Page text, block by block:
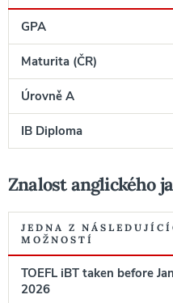
GPA
Maturita (ČR)
Úrovně A
IB Diploma
Znalost anglického
JEDNA Z
MOŽNOSTÍ
TOEFL iBT taken before
2026